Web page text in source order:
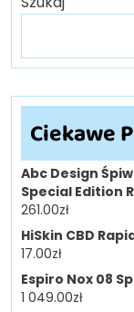
Ciekawe
Abc Design
Special Edition
261.00zł
HiSkin CBD
17.00zł
Espiro Nox 08
1 049.00zł